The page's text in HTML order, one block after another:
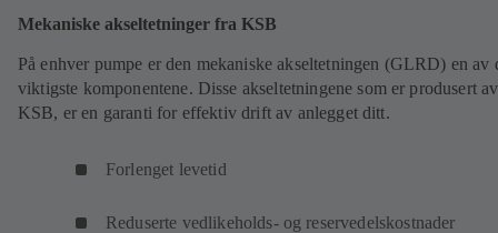
Mekaniske akseltetninger fra KSB
På enhver pumpe er den mekaniske akseltetningen (GLRD) en av
viktigste komponentene. Disse akseltetningene som er produsert av
KSB, er en garanti for effektiv drift av anlegget ditt.
Forlenget levetid
Reduserte vedlikeholds- og reservedelskostnader